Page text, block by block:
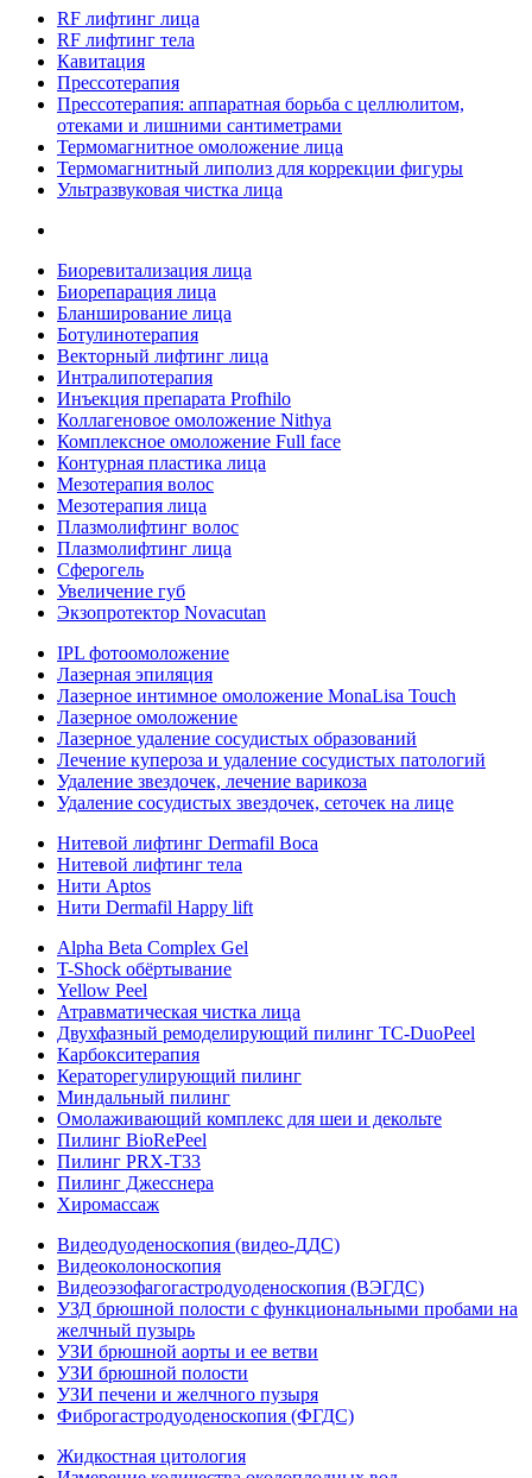
RF лифтинг лица
RF лифтинг тела
Кавитация
Прессотерапия
Прессотерапия: аппаратная борьба с целлюлитом,
отеками и лишними сантиметрами
Термомагнитное омоложение лица
Термомагнитный липолиз для коррекции фигуры
Ультразвуковая чистка лица
Биоревитализация лица
Биорепарация лица
Бланширование лица
Ботулинотерапия
Векторный лифтинг лица
Интралипотерапия
Инъекция препарата Profhilo
Коллагеновое омоложение Nithya
Комплексное омоложение Full face
Контурная пластика лица
Мезотерапия волос
Мезотерапия лица
Плазмолифтинг волос
Плазмолифтинг лица
Сферогель
Увеличение губ
Экзопротектор Novacutan
IPL фотоомоложение
Лазерная эпиляция
Лазерное интимное омоложение MonaLisa Touch
Лазерное омоложение
Лазерное удаление сосудистых образований
Лечение купероза и удаление сосудистых патологий
Удаление звездочек, лечение варикоза
Удаление сосудистых звездочек, сеточек на лице
Нитевой лифтинг Dermafil Boca
Нитевой лифтинг тела
Нити Aptos
Нити Dermafil Happy lift
Alpha Beta Complex Gel
T-Shock обёртывание
Yellow Peel
Атравматическая чистка лица
Двухфазный ремоделирующий пилинг TC-DuoPeel
Карбокситерапия
Кераторегулирующий пилинг
Миндальный пилинг
Омолаживающий комплекс для шеи и декольте
Пилинг BioRePeel
Пилинг PRX-T33
Пилинг Джесснера
Хиромассаж
Видеодуоденоскопия (видео-ДДС)
Видеоколоноскопия
Видеоэзофагогастродуоденоскопия (ВЭГДС)
УЗД брюшной полости с функциональными пробами на
желчный пузырь
УЗИ брюшной аорты и ее ветви
УЗИ брюшной полости
УЗИ печени и желчного пузыря
Фиброгастродуоденоскопия (ФГДС)
Жидкостная цитология